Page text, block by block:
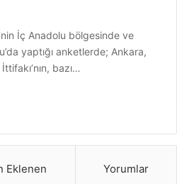
İç Anadolu bölgesinde ve
yaptığı anketlerde; Ankara,
bazı…
Eklenen Yorumlar